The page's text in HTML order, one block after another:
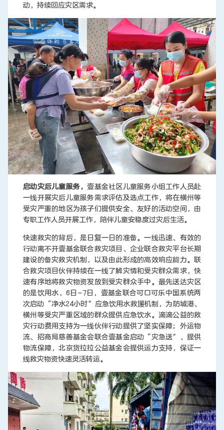
动，持续回应灾区需求。
启动灾后儿童服务，壹基金社区儿童服务小组工作人员赴
一线开展灾后儿童服务需求评估及选点工作，将在横州等
受灾严重的地区为孩子们提供安全、友好的活动空间，由
专职工作人员开展工作，陪伴儿童安稳度过灾后生活。
快速救灾的背后，是日复一日的准备。一线迅速、有效的
行动离不开壹基金联合救灾项目、企业联合救灾平台长期
建设的备灾救灾机制，以及由此形成的高效响应能力。联
合救灾项目伙伴持续在一线了解灾情和受灾群众需求，快
速有序地将救灾物资发放到受灾群众手中。最先送达灾区
的是饮用水，6日-7日，壹基金联合可口可乐中国系统两
次启动“净水24小时”应急饮用水救援机制，为防城港、
横州等受灾严重区域的群众提供应急饮水。滴滴公益的救
灾行动费用支持为一线伙伴行动提供了坚实保障；外运物
流、招商局慈善基金会联合壹基金启动“灾急送”，提供
物流保障，北京货拉拉公益基金会提供运力支持，保证一
线救灾物资快速灵活转运。